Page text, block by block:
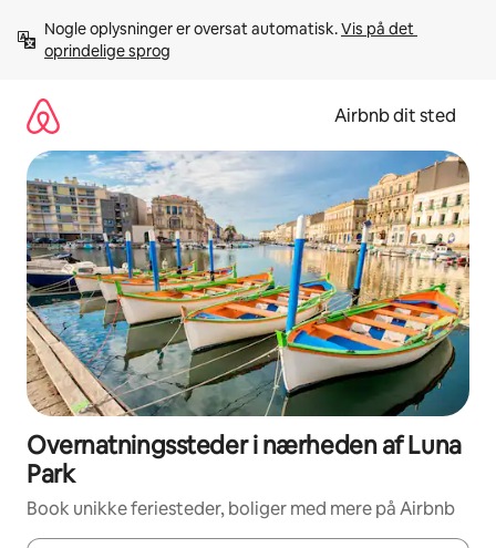
videre
Nogle oplysninger er oversat automatisk. Vis på det
oprindelige sprog
Airbnb dit sted
Overnatningssteder i nærheden af Luna
Park
Book unikke feriesteder, boliger med mere på Airbnb